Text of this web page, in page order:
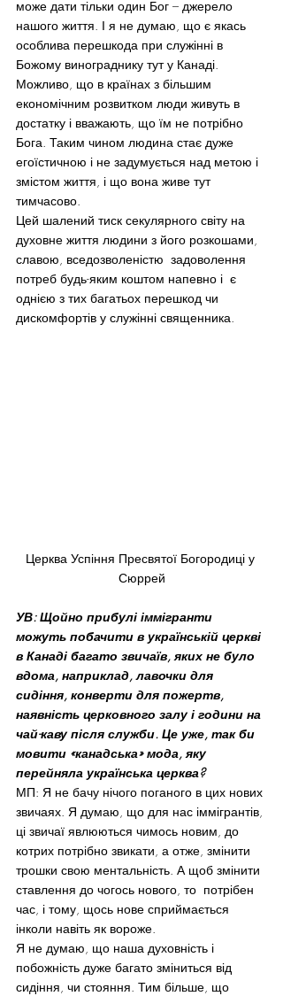
може дати тільки один Бог – джерело
нашого життя. І я не думаю, що є якась
особлива перешкода при служінні в
Божому винограднику тут у Канаді.
Можливо, що в країнах з більшим
економічним розвитком люди живуть в
достатку і вважають, що їм не потрібно
Бога. Таким чином людина стає дуже
егоїстичною і не задумується над метою і
змістом життя, і що вона живе тут
тимчасово.
Цей шалений тиск секулярного світу на
духовне життя людини з його розкошами,
славою, вседозволеністю  задоволення
потреб будь-яким коштом напевно і  є
однією з тих багатьох перешкод чи
дискомфортів у служінні священника.
Церква Успіння Пресвятої Богородиці у
Сюррей
УВ: Щойно прибулі іммігранти
можуть побачити в українській церкві
в Канаді багато звичаїв, яких не було
вдома, наприклад, лавочки для
сидіння, конверти для пожертв,
наявність церковного залу і години на
чай-каву після служби. Це уже, так би
мовити «канадська» мода, яку
перейняла українська церква?
МП: Я не бачу нічого поганого в цих нових
звичаях. Я думаю, що для нас іммігрантів,
ці звичаї явлюються чимось новим, до
котрих потрібно звикати, а отже, змінити
трошки свою ментальність. А щоб змінити
ставлення до чогось нового, то  потрібен
час, і тому, щось нове сприймається
інколи навіть як вороже.
Я не думаю, що наша духовність і
побожність дуже багато зміниться від
сидіння, чи стояння. Тим більше, що